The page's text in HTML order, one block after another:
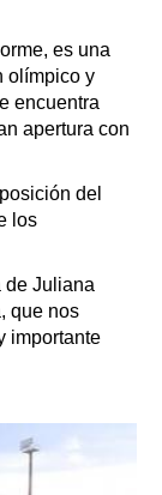
es una
olímpico y
encuentra
apertura con
del
los
de Juliana
que nos
importante